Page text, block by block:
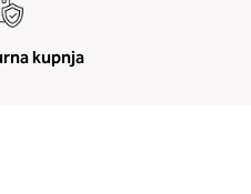
kupnja